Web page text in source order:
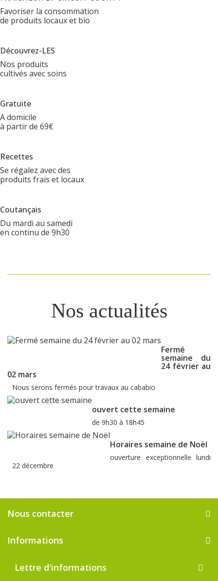
Favoriser la consommation
de produits locaux et bio
Découvrez-LES
Nos produits
cultivés avec soins
Gratuite
A domicile
à partir de 69€
Recettes
Se régalez avec des
produits frais et locaux
Coutançais
Du mardi au samedi
en continu de 9h30
Nos actualités
Fermé
semaine du
24 février au
02 mars
Nous serons fermés pour travaux au cababio
ouvert cette semaine
de 9h30 à 18h45
Horaires semaine de Noël
ouverture exceptionnelle lundi
22 décembre
Nous contacter
Informations
Lettre d'informations